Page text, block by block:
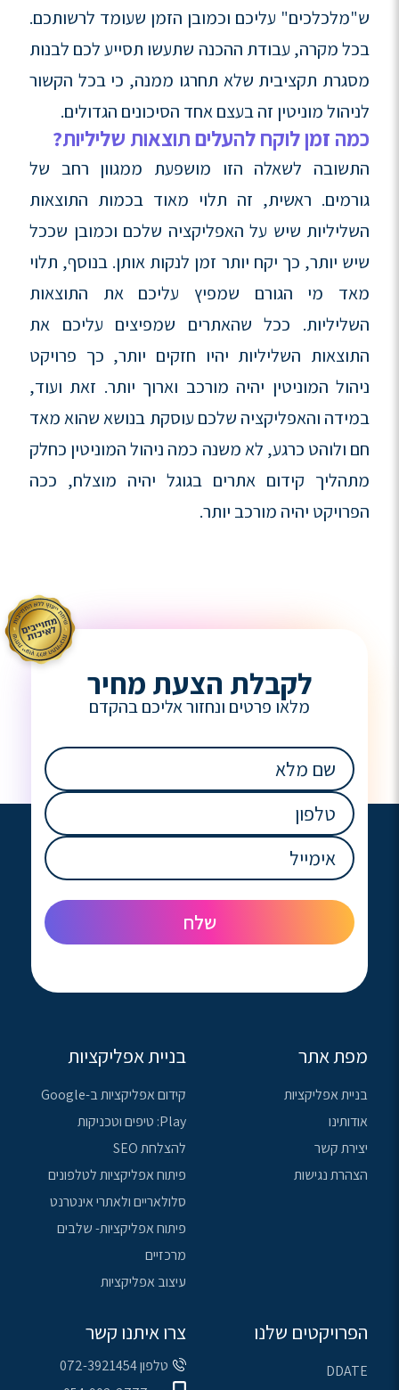
ש"מלכלכים" עליכם וכמובן הזמן שעומד לרשותכם.
בכל מקרה, עבודת ההכנה שתעשו תסייע לכם לבנות
מסגרת תקציבית שלא תחרגו ממנה, כי בכל הקשור
לניהול מוניטין זה בעצם אחד הסיכונים הגדולים.
כמה זמן לוקח להעלים תוצאות שליליות?
התשובה לשאלה הזו מושפעת ממגוון רחב של
גורמים. ראשית, זה תלוי מאוד בכמות התוצאות
השליליות שיש על האפליקציה שלכם וכמובן שככל
שיש יותר, כך יקח יותר זמן לנקות אותן. בנוסף, תלוי
מאד מי הגורם שמפיץ עליכם את התוצאות
השליליות. ככל שהאתרים שמפיצים עליכם את
התוצאות השליליות יהיו חזקים יותר, כך פרויקט
ניהול המוניטין יהיה מורכב וארוך יותר. זאת ועוד,
במידה והאפליקציה שלכם עוסקת בנושא שהוא מאד
חם ולוהט כרגע, לא משנה כמה ניהול המוניטין כחלק
מתהליך קידום אתרים בגוגל יהיה מוצלח, ככה
הפרויקט יהיה מורכב יותר.
לקבלת הצעת מחיר
מלאו פרטים ונחזור אליכם בהקדם
שם
מלא
(חובה)
טלפון
(חובה)
אימייל
(חובה)
מפת אתר
בניית אפליקציות
אודותינו
יצירת קשר
הצהרת נגישות
בניית אפליקציות
קידום אפליקציות ב-Google
Play: טיפים וטכניקות
להצלחת SEO
פיתוח אפליקציות לטלפונים
סלולאריים ולאתרי אינטרנט
פיתוח אפליקציות- שלבים
מרכזיים
עיצוב אפליקציות
הפרויקטים שלנו
DDATE
צרו איתנו קשר
טלפון 072-3921454